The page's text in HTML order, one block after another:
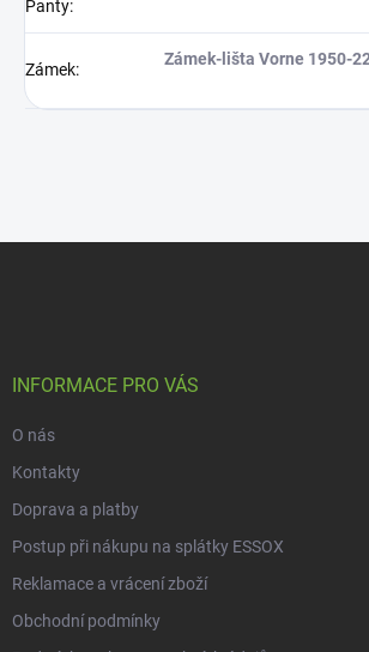
Panty:
Zámek:
Zámek-lišta Vorne 1950-
INFORMACE PRO VÁS
O nás
Kontakty
Doprava a platby
Postup při nákupu na splátky ESSOX
Reklamace a vrácení zboží
Obchodní podmínky